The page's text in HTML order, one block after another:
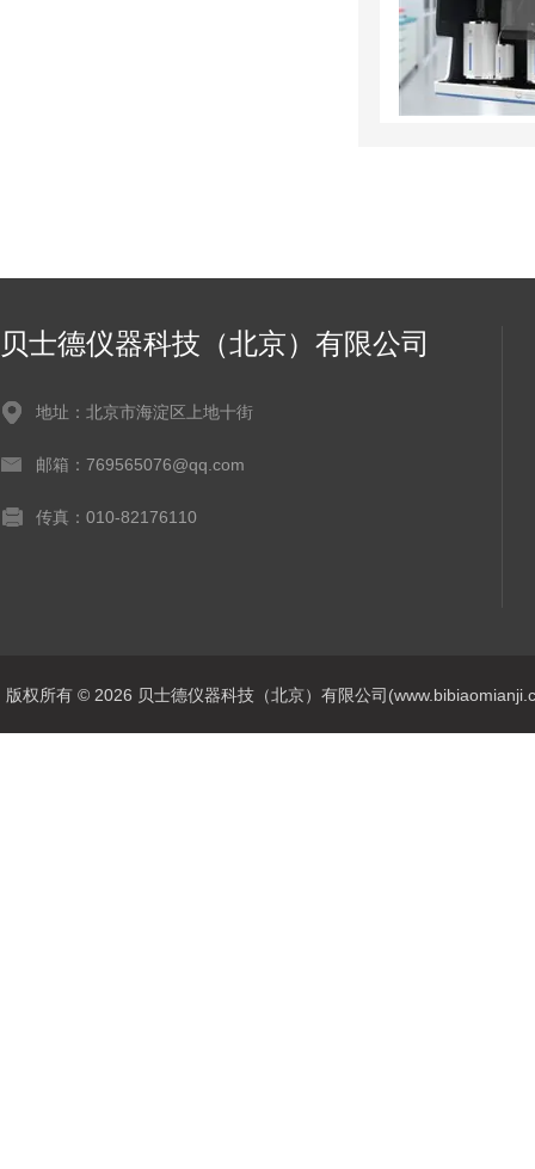
贝士德仪器科技（北京）有限公司
地址：北京市海淀区上地十街
邮箱：769565076@qq.com
传真：010-82176110
版权所有 © 2026 贝士德仪器科技（北京）有限公司